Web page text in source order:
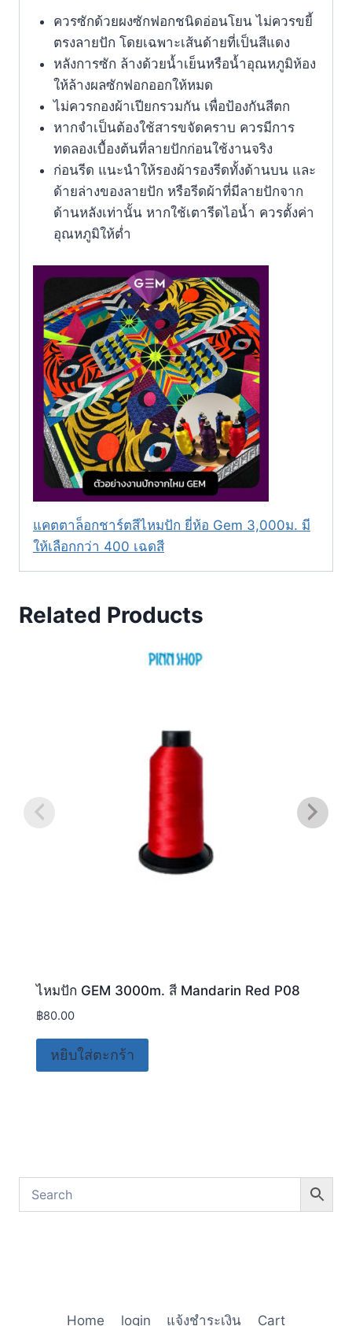
ควรซักด้วยผงซักฟอกชนิดอ่อนโยน ไม่ควรขยี้
ตรงลายปัก โดยเฉพาะเส้นด้ายที่เป็นสีแดง
หลังการซัก ล้างด้วยน้ำเย็นหรือน้ำอุณหภูมิห้อง
ให้ล้างผลซักฟอกออกให้หมด
ไม่ควรกองผ้าเปียกรวมกัน เพื่อป้องกันสีตก
หากจำเป็นต้องใช้สารขจัดคราบ ควรมีการ
ทดลองเบื้องต้นที่ลายปักก่อนใช้งานจริง
ก่อนรีด แนะนำให้รองผ้ารองรีดทั้งด้านบน และ
ด้ายล่างของลายปัก หรือรีดผ้าที่มีลายปักจาก
ด้านหลังเท่านั้น หากใช้เตารีดไอน้ำ ควรตั้งค่า
อุณหภูมิให้ตํ่า
แคตตาล็อกชาร์ตสีไหมปัก ยี่ห้อ Gem 3,000ม. มี
ให้เลือกกว่า 400 เฉดสี
Related Products
ไหมปัก GEM 3000m. สี Mandarin Red P08
฿80.00
หยิบใส่ตะกร้า
Home login แจ้งชำระเงิน Cart